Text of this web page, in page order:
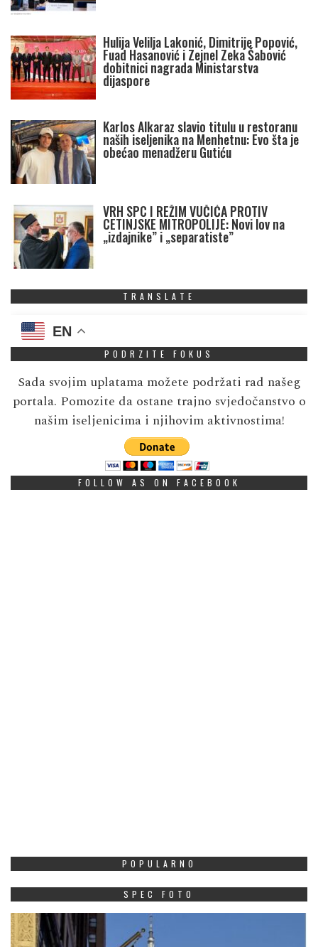
Hulija Velilja Lakonić, Dimitrije Popović,
Fuad Hasanović i Zejnel Zeka Šabović
dobitnici nagrada Ministarstva
dijaspore
Karlos Alkaraz slavio titulu u restoranu
naših iseljenika na Menhetnu: Evo šta je
obećao menadžeru Gutiću
VRH SPC I REŽIM VUČIĆA PROTIV
CETINJSKE MITROPOLIJE: Novi lov na
„izdajnike” i „separatiste”
TRANSLATE
EN
PODRZITE FOKUS
Sada svojim uplatama možete podržati rad našeg
portala. Pomozite da ostane trajno svjedočanstvo o
našim iseljenicima i njihovim aktivnostima!
FOLLOW AS ON FACEBOOK
POPULARNO
SPEC FOTO